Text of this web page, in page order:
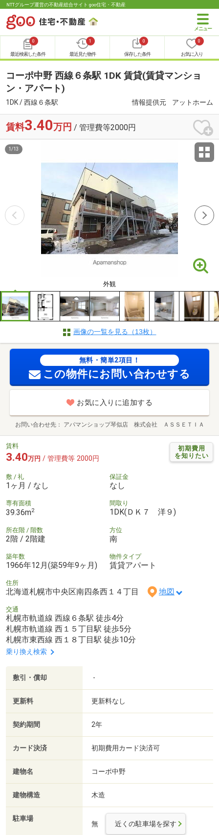
NTTグループ運営の不動産総合サイト goo住宅・不動産
0
最近検索した条件
1
最近見た物件
0
保存した条件
0
お気に入り
コーポ中野 西線６条駅 1DK 賃貸(賃貸マンショ
ン・アパート)
1DK / 西線６条駅 情報提供元 アットホーム
賃料3.40万円 / 管理費等2000円
外観
1 /13
画像の一覧を見る（13枚）
無料・簡単2項目！
この物件にお問い合わせする
お気に入りに追加する
お問い合わせ先 アパマンショップ琴似店 株式会社 ＡＳＳＥＴＩＡ
初期費用
を知りたい
賃料
3.40万円 / 管理費等 2000円
敷 / 礼
1ヶ月 / なし
保証金
なし
専有面積
39.36m2
間取り
1DK(ＤＫ７ 洋９)
所在階 / 階数
2階 / 2階建
方位
南
築年数
1966年12月(築59年9ヶ月)
物件タイプ
賃貸アパート
住所
北海道札幌市中央区南四条西１４丁目 地図
交通
札幌市軌道線 西線６条駅 徒歩4分
札幌市軌道線 西１５丁目駅 徒歩5分
札幌市東西線 西１８丁目駅 徒歩10分
乗り換え検索
敷引・償却 -
更新料 更新料なし
契約期間 2年
カード決済 初期費用カード決済可
建物名 コーポ中野
建物構造 木造
駐車場
無 近くの駐車場を探す